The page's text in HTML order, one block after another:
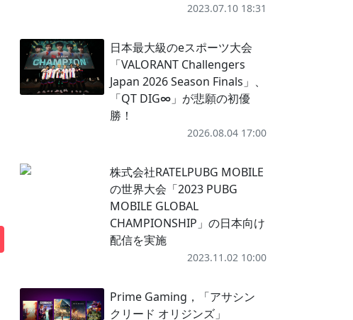
2023.07.10 18:31
日本最大級のeスポーツ大会
「VALORANT Challengers
Japan 2026 Season Finals」、
「QT DIG∞」が悲願の初優
勝！
2026.08.04 17:00
株式会社RATELPUBG MOBILE
の世界大会「2023 PUBG
MOBILE GLOBAL
CHAMPIONSHIP」の日本向け
配信を実施
2023.11.02 10:00
Prime Gaming，「アサシン
クリード オリジンズ」